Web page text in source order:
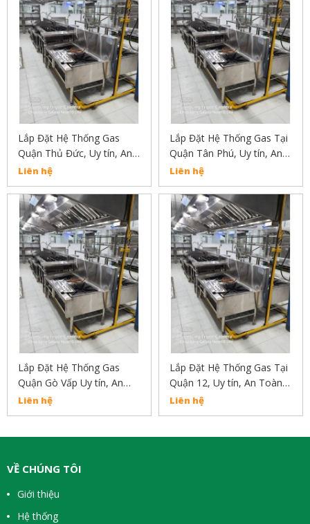
Lắp Đặt Hệ Thống Gas
Quận Thủ Đức, Uy tín, An
Toàn, Chất Lượng Liên Hệ:
02838304030
Liên hệ
Lắp Đặt Hệ Thống Gas Tại
Quận Tân Phú, Uy tín, An
Toàn, Chất Lượng
Liên hệ
Lắp Đặt Hệ Thống Gas
Quận Gò Vấp Uy tín, An
Toàn, Chất Lượng Liên hệ
02838304030
Liên hệ
Lắp Đặt Hệ Thống Gas Tại
Quận 12, Uy tín, An Toàn,
Chất Lượng Liên Hệ:
02838304030
Liên hệ
VỀ CHÚNG TÔI
Giới thiệu
Hệ thống